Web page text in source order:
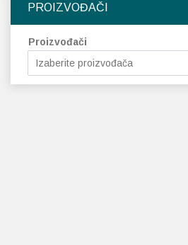
PROIZVOĐAČI
Proizvođači